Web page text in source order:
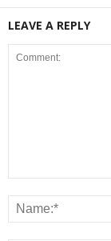
LEAVE A REPLY